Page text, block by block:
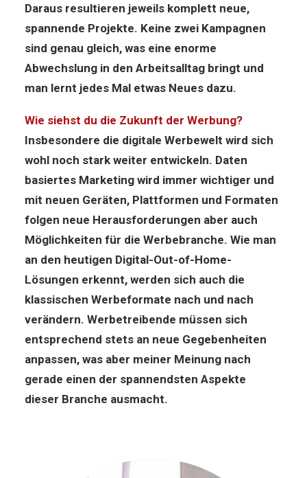
Daraus resultieren jeweils komplett neue,
spannende Projekte. Keine zwei Kampagnen
sind genau gleich, was eine enorme
Abwechslung in den Arbeitsalltag bringt und
man lernt jedes Mal etwas Neues dazu.
Wie siehst du die Zukunft der Werbung?
Insbesondere die digitale Werbewelt wird sich
wohl noch stark weiter entwickeln. Daten
basiertes Marketing wird immer wichtiger und
mit neuen Geräten, Plattformen und Formaten
folgen neue Herausforderungen aber auch
Möglichkeiten für die Werbebranche. Wie man
an den heutigen Digital-Out-of-Home-
Lösungen erkennt, werden sich auch die
klassischen Werbeformate nach und nach
verändern. Werbetreibende müssen sich
entsprechend stets an neue Gegebenheiten
anpassen, was aber meiner Meinung nach
gerade einen der spannendsten Aspekte
dieser Branche ausmacht.